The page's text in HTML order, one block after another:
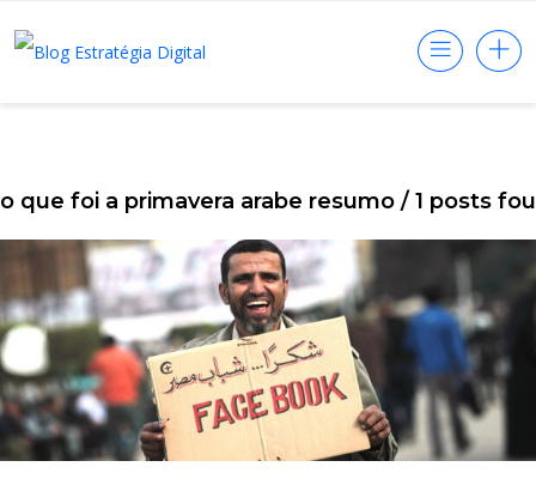
o que foi a primavera arabe resumo / 1 posts